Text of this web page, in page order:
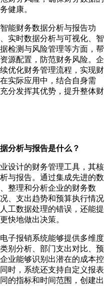
健康。
能财务数据分析与报告功
实时数据分析与可视化、智
检测与风险管理等方面，帮
源配置，防范财务风险。企
优化财务管理流程，实现财
实际应用中，结合自身需
分发挥其优势，提升整体财
分析与报告是什么？
设计的财务管理工具，其核
与报告。通过集成先进的数
整理和分析企业的财务数
、支出趋势和预算执行情况
工数据处理的错误，还能提
快地做出决策。
子报销系统能够提供多维度
别分析、部门支出对比、预
业能够识别出潜在的成本控
时，系统还支持自定义报表
的指标和时间范围，创建出